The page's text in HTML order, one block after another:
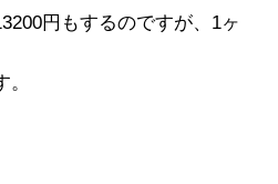
円もするのですが、1ヶ